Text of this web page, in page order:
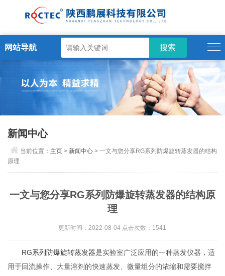
网站导航
新闻中心
当前位置： 主页 > 新闻中心 > 一文与您分享RG系列防爆旋转蒸发器的结构
原理
一文与您分享RG系列防爆旋转蒸发器的结构原
理
更新时间：2022-08-04 点击次数：1541
RG系列防爆旋转蒸发器是实验室广泛应用的一种蒸发仪器，适
用于回流操作、大量溶剂的快速蒸发、微量组分的浓缩和需要搅拌